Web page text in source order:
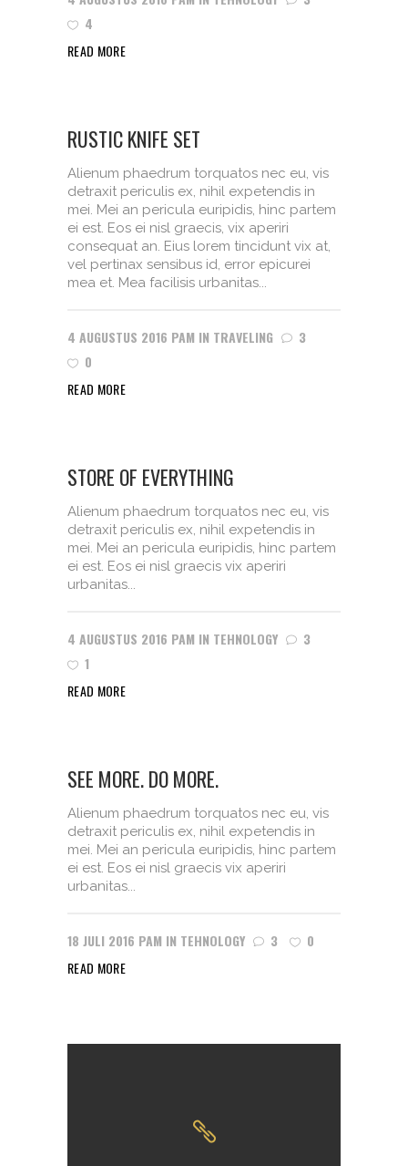
4
READ MORE
RUSTIC KNIFE SET
Alienum phaedrum torquatos nec eu, vis
detraxit periculis ex, nihil expetendis in
mei. Mei an pericula euripidis, hinc partem
ei est. Eos ei nisl graecis, vix aperiri
consequat an. Eius lorem tincidunt vix at,
vel pertinax sensibus id, error epicurei
mea et. Mea facilisis urbanitas...
4 AUGUSTUS 2016 PAM IN TRAVELING
3
0
READ MORE
STORE OF EVERYTHING
Alienum phaedrum torquatos nec eu, vis
detraxit periculis ex, nihil expetendis in
mei. Mei an pericula euripidis, hinc partem
ei est. Eos ei nisl graecis vix aperiri
urbanitas...
4 AUGUSTUS 2016 PAM IN TEHNOLOGY
3
1
READ MORE
SEE MORE. DO MORE.
Alienum phaedrum torquatos nec eu, vis
detraxit periculis ex, nihil expetendis in
mei. Mei an pericula euripidis, hinc partem
ei est. Eos ei nisl graecis vix aperiri
urbanitas...
18 JULI 2016 PAM IN TEHNOLOGY 3
0
READ MORE